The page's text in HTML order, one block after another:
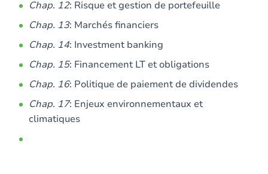
Chap. 12: Risque et gestion de portefeuille
Chap. 13: Marchés financiers
Chap. 14: Investment banking
Chap. 15: Financement LT et obligations
Chap. 16: Politique de paiement de dividendes
Chap. 17: Enjeux environnementaux et
climatiques